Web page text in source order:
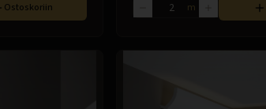
Ostoskoriin m